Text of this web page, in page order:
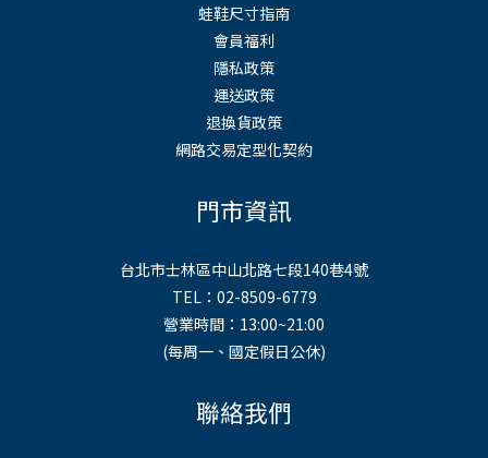
蛙鞋尺寸指南
會員福利
隱私政策
運送政策
退換貨政策
網路交易定型化契約
門市資訊
台北市士林區中山北路七段140巷4號
TEL：02-8509-6779
營業時間：13:00~21:00
(每周一、國定假日公休)
聯絡我們